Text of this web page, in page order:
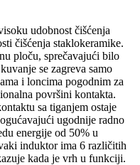
udobnost čišćenja
čišćenja staklokeramike.
ploču, sprečavajući bilo
se zagreva samo
i loncima pogodnim za
površini kontakta.
sa tiganjem ostaje
ugodnije radno
energije od 50% u
induktor ima 6 različitih
kada je vrh u funkciji.